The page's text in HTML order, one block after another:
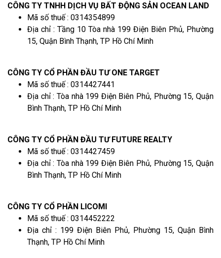
CÔNG TY TNHH DỊCH VỤ BẤT ĐỘNG SẢN OCEAN LAND
Mã số thuế : 0314354899
Địa chỉ : Tầng 10 Tòa nhà 199 Điện Biên Phủ, Phường
15, Quận Bình Thạnh, TP Hồ Chí Minh
CÔNG TY CỔ PHẦN ĐẦU TƯ ONE TARGET
Mã số thuế : 0314427441
Địa chỉ : Tòa nhà 199 Điện Biên Phủ, Phường 15, Quận
Bình Thạnh, TP Hồ Chí Minh
CÔNG TY CỔ PHẦN ĐẦU TƯ FUTURE REALTY
Mã số thuế : 0314427459
Địa chỉ : Tòa nhà 199 Điện Biên Phủ, Phường 15, Quận
Bình Thạnh, TP Hồ Chí Minh
CÔNG TY CỔ PHẦN LICOMI
Mã số thuế : 0314452222
Địa chỉ : 199 Điện Biên Phủ, Phường 15, Quận Bình
Thạnh, TP Hồ Chí Minh